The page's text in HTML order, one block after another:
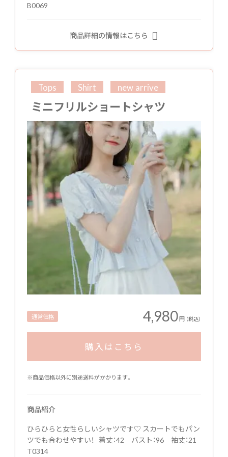
B0069
商品詳細の情報はこちら
Tops Shirt new arrive
ミニフリルショートシャツ
通常価格 4,980円 （税込）
購入はこちら
※商品価格以外に別途送料がかかります。
商品紹介
ひらひらと女性らしいシャツです♡ スカートでもパン
ツでも合わせやすい！ 着丈：42 バスト：96 袖丈：21
T0314